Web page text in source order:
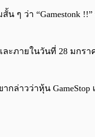
ๆ ว่า “Gamestonk
ะภายในวันที่ 28 มกรา
กล่าวว่าหุ้น